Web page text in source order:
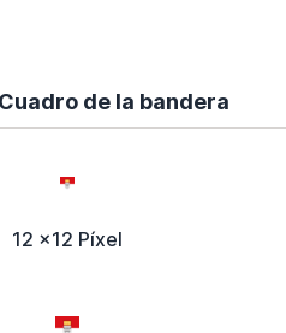
de la bandera
12 x12 Píxel